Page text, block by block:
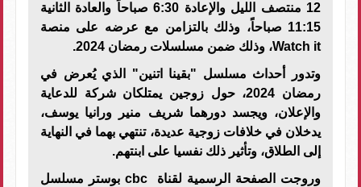
12 منتصف الليل والإعادة 6:30 صباحاً والعادة الثانية
11:15 صباحاً، وذلك بالتزامن مع عرضه على منصة
Watch it، وذلك ضمن مسلسلات رمضان 2024.
وتدور أحداث مسلسل "بقينا اتنين" الذي يُعرض في
رمضان 2024، حول زوجين يمتلكان شركة للدعاية
والإعلان، ويجسد دورهما شريف منير ورانيا يوسف،
يدخلان في خلافات زوجية عديدة، تنتهي بهما في النهاية
إلى الطلاق، وتأثير ذلك نفسيا على ابنتهم.
وروجت الصفحة الرسمية لقناة
بوستر مسلسل